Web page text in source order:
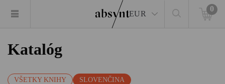
EUR
0
Katalóg
VŠETKY KNIHY SLOVENČINA